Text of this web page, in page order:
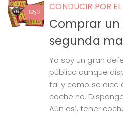
2 CONDUCIR POR
Comprar
segunda
Yo soy un gran
público aunque
tal y como se dice
coche no.
Aún así, tener